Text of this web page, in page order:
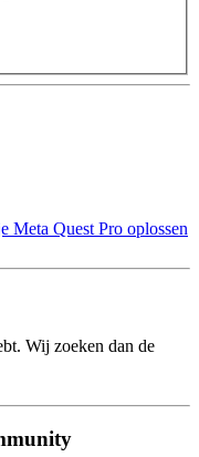
Meta Quest Pro oplossen
Wij zoeken dan de